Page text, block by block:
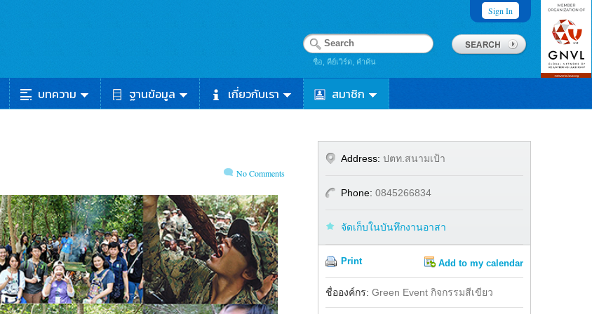
Sign In
ชื่อ, คีย์เวิร์ด, คำค้น
บทความ ฐานข้อมูล เกี่ยวกับเรา สมาชิก
No Comments
Address: ปตท.สนามเป้า
Phone: 0845266834
จัดเก็บในบันทึกงานอาสา
Print Add to my calendar
ชื่อองค์กร: Green Event กิจกรรมสีเขียว